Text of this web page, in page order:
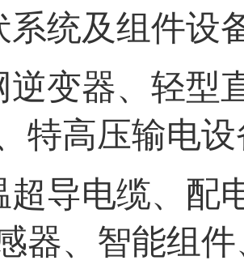
系统及组件设
逆变器、轻型
特高压输电
超导电缆、配
器、智能组